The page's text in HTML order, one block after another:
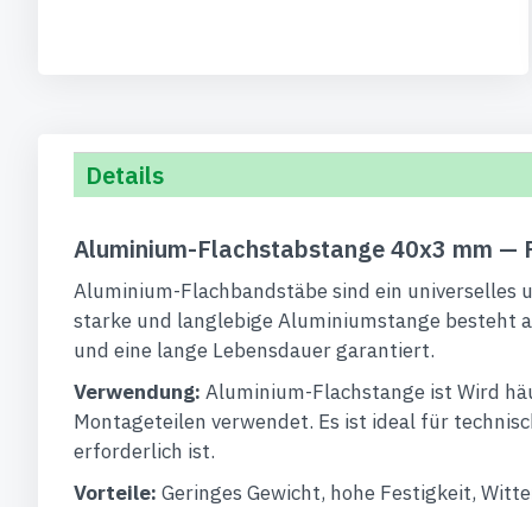
Details
Aluminium-Flachstabstange 40x3 mm —
Aluminium-Flachbandstäbe sind ein universelles
starke und langlebige Aluminiumstange besteht
und eine lange Lebensdauer garantiert.
Verwendung: Aluminium-Flachstange ist Wird
Montageteilen verwendet. Es ist ideal für
erforderlich ist.
Vorteile: Geringes Gewicht, hohe Festigkeit,